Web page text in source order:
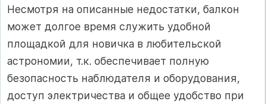
Несмотря на описанные недостатки, балкон
может долгое время служить удобной
площадкой для новичка в любительской
астрономии, т.к. обеспечивает полную
безопасность наблюдателя и оборудования,
доступ электричества и общее удобство при